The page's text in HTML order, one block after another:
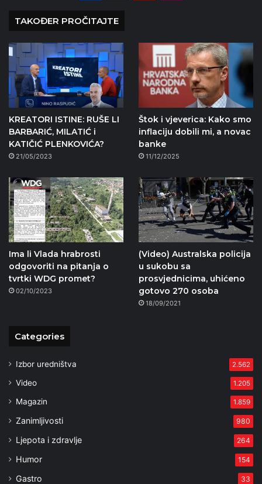
TAKOĐER PROČITAJTE
KREATORI ISTINE: RUŠE LI
BARBARIĆ, MILATIĆ i
KATIČIĆ PLENKOVIĆA?
21/05/2023
Štok i vjeverica: Kako smo
inflaciju dobili mi, a novac
banke
11/12/2025
Ima li Vlada hrabrosti
odgovoriti na pitanja o
tvrtki WDG promet?
02/10/2023
(Video) Australska policija
u sukobu sa
prosvjednicima, uhićeno
gotovo 270 osoba
18/09/2021
Categories
Izbor uredništva 2.562
Video 1.205
Magazin 1.859
Zanimljivosti 980
Ljepota i zdravlje 264
Humor 154
Gastro 33